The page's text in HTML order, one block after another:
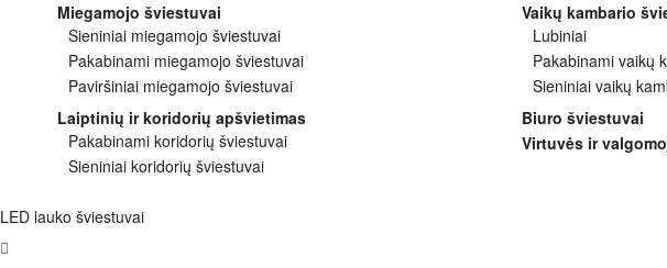
Miegamojo šviestuvai
Sieniniai miegamojo šviestuvai
Pakabinami miegamojo šviestuvai
Paviršiniai miegamojo šviestuvai
Laiptinių ir koridorių apšvietimas
Pakabinami koridorių šviestuvai
Sieniniai koridorių šviestuvai
Vaikų kambario
Lubiniai
Pakabinami vaikų
Sieniniai vaikų
Biuro šviestuvai
Virtuvės ir
LED lauko šviestuvai